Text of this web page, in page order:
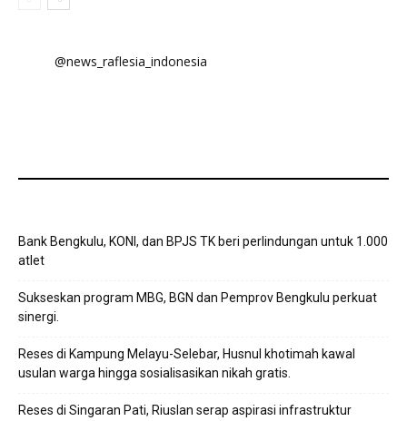
@news_raflesia_indonesia
Bank Bengkulu, KONI, dan BPJS TK beri perlindungan untuk 1.000
atlet
Sukseskan program MBG, BGN dan Pemprov Bengkulu perkuat
sinergi.
Reses di Kampung Melayu-Selebar, Husnul khotimah kawal
usulan warga hingga sosialisasikan nikah gratis.
Reses di Singaran Pati, Riuslan serap aspirasi infrastruktur